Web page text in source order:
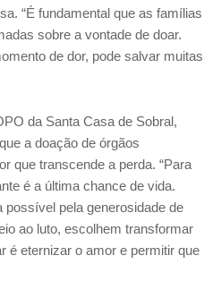
“É fundamental que as famílias
sobre a vontade de doar.
de dor, pode salvar muitas
da Santa Casa de Sobral,
a doação de órgãos
que transcende a perda. “Para
é a última chance de vida.
pela generosidade de
ao luto, escolhem transformar
é eternizar o amor e permitir que